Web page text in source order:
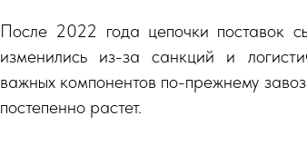
После 2022 года цепочки поставок
изменились из-за санкций и
важных компонентов по-прежнему
постепенно растет.